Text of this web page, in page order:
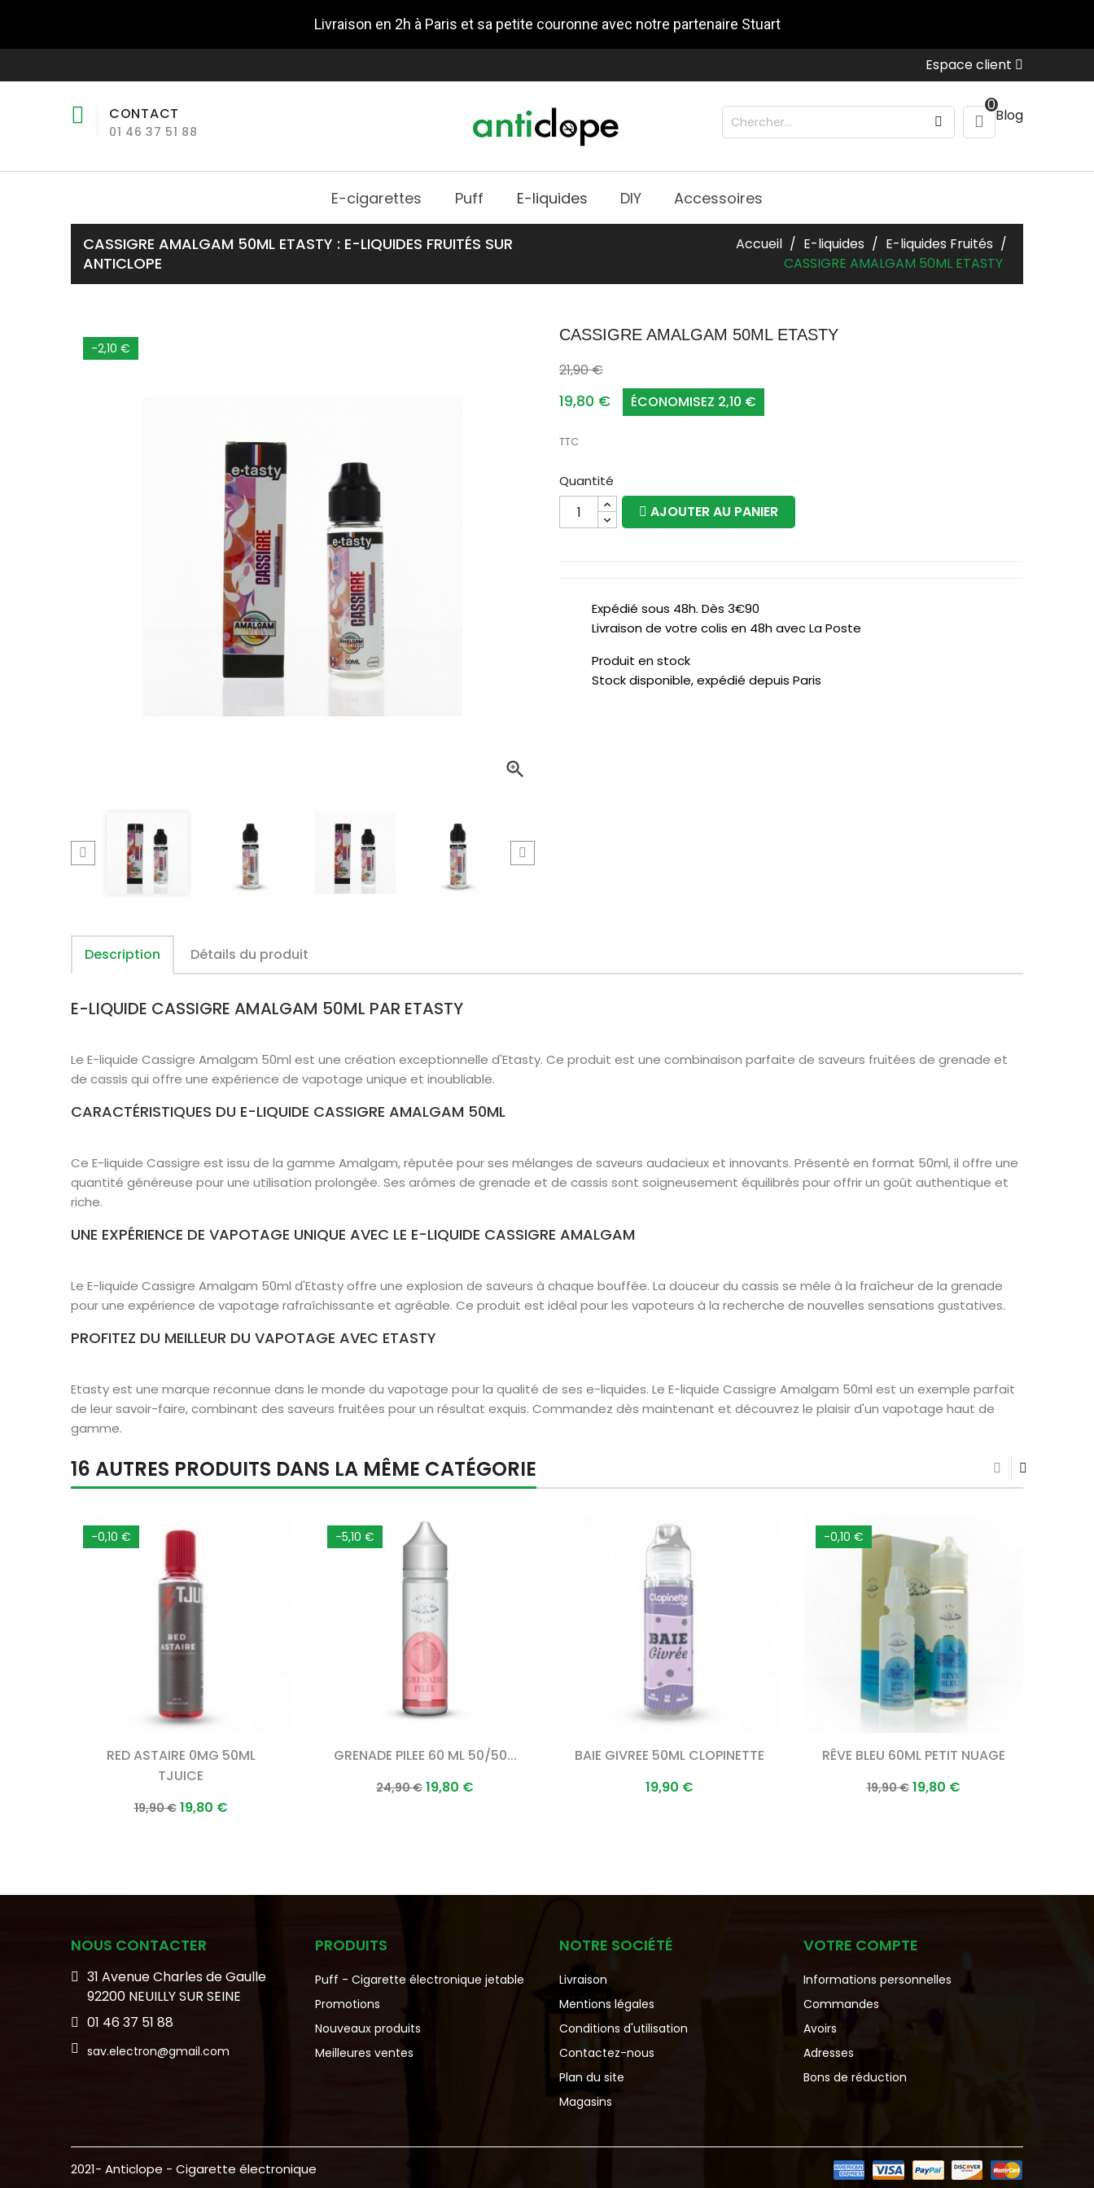
Livraison en 2h à Paris et sa petite couronne avec notre partenaire Stuart
Espace client
CONTACT
01 46 37 51 88
0
Blog
E-cigarettes Puff E-liquides DIY Accessoires
CASSIGRE AMALGAM 50ML ETASTY : E-LIQUIDES FRUITÉS SUR
ANTICLOPE
Accueil E-liquides
E-liquides Fruités
CASSIGRE AMALGAM 50ML ETASTY
-2,10 €

CASSIGRE AMALGAM 50ML ETASTY
21,90 €
19,80 € ÉCONOMISEZ 2,10 €
TTC
Quantité
AJOUTER AU PANIER
Expédié sous 48h. Dès 3€90
Livraison de votre colis en 48h avec La Poste
Produit en stock
Stock disponible, expédié depuis Paris
Description Détails du produit
E-LIQUIDE CASSIGRE AMALGAM 50ML PAR ETASTY
Le E-liquide Cassigre Amalgam 50ml est une création exceptionnelle d'Etasty. Ce produit est une combinaison parfaite de saveurs fruitées de grenade et
de cassis qui offre une expérience de vapotage unique et inoubliable.
CARACTÉRISTIQUES DU E-LIQUIDE CASSIGRE AMALGAM 50ML
Ce E-liquide Cassigre est issu de la gamme Amalgam, réputée pour ses mélanges de saveurs audacieux et innovants. Présenté en format 50ml, il offre une
quantité généreuse pour une utilisation prolongée. Ses arômes de grenade et de cassis sont soigneusement équilibrés pour offrir un goût authentique et
riche.
UNE EXPÉRIENCE DE VAPOTAGE UNIQUE AVEC LE E-LIQUIDE CASSIGRE AMALGAM
Le E-liquide Cassigre Amalgam 50ml d'Etasty offre une explosion de saveurs à chaque bouffée. La douceur du cassis se mêle à la fraîcheur de la grenade
pour une expérience de vapotage rafraîchissante et agréable. Ce produit est idéal pour les vapoteurs à la recherche de nouvelles sensations gustatives.
PROFITEZ DU MEILLEUR DU VAPOTAGE AVEC ETASTY
Etasty est une marque reconnue dans le monde du vapotage pour la qualité de ses e-liquides. Le E-liquide Cassigre Amalgam 50ml est un exemple parfait
de leur savoir-faire, combinant des saveurs fruitées pour un résultat exquis. Commandez dès maintenant et découvrez le plaisir d'un vapotage haut de
gamme.
16 AUTRES PRODUITS DANS LA MÊME CATÉGORIE
-0,10 €
RED ASTAIRE 0MG 50ML
TJUICE
Prix
19,90 € Prix
19,80 €
-5,10 €
GRENADE PILEE 60 ML 50/50...
Prix
24,90 € Prix
19,80 €
BAIE GIVREE 50ML CLOPINETTE
Prix
19,90 €
-0,10 €
RÊVE BLEU 60ML PETIT NUAGE
Prix
19,90 € Prix
19,80 €
NOUS CONTACTER
31 Avenue Charles de Gaulle
92200 NEUILLY SUR SEINE
01 46 37 51 88
sav.electron@gmail.com
PRODUITS
Puff - Cigarette électronique jetable
Promotions
Nouveaux produits
Meilleures ventes
NOTRE SOCIÉTÉ
Livraison
Mentions légales
Conditions d'utilisation
Contactez-nous
Plan du site
Magasins
VOTRE COMPTE
Informations personnelles
Commandes
Avoirs
Adresses
Bons de réduction
2021- Anticlope - Cigarette électronique